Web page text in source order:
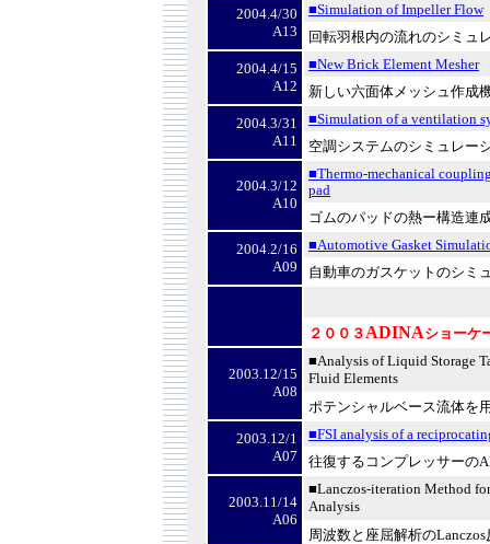
2004.4/30
A13
■Simulation of Impeller Flow
回転羽根内の流れのシミュ
2004.4/15
A12
■New Brick Element Mesher
新しい六面体メッシュ作成
2004.3/31
A11
■Simulation of a ventilation
空調システムのシミュレー
2004.3/12
A10
■Thermo-mechanical
pad
ゴムのパッドの熱ー構造連
2004.2/16
A09
■Automotive Gasket
自動車のガスケットのシミ
２００３ ADINAショーケ
2003.12/15
A08
■Analysis of Liquid Storage
Fluid Elements
ポテンシャルベース流体を
2003.12/1
A07
■FSI analysis of a
往復するコンプレッサーの
2003.11/14
A06
■Lanczos-iteration Method
Analysis
周波数と座屈解析のLanczos